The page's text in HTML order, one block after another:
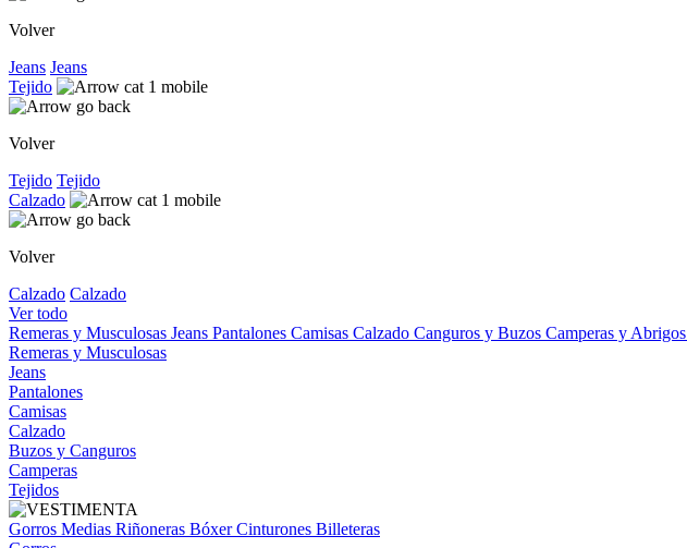
Volver
Jeans Jeans
Tejido
Volver
Tejido Tejido
Calzado
Volver
Calzado Calzado
Ver todo
Remeras y Musculosas Jeans Pantalones Camisas Calzado Canguros y Buzos Camperas y Abrigos
Remeras y Musculosas
Jeans
Pantalones
Camisas
Calzado
Buzos y Canguros
Camperas
Tejidos
Gorros Medias Riñoneras BóxerCinturones Billeteras